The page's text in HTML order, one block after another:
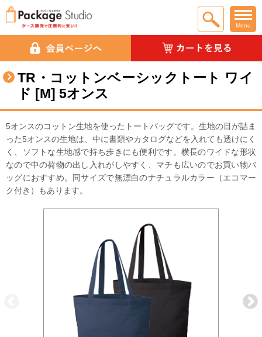
Menu
TR・コットンベーシックトート ワイ
ド [M] 5オンス
5オンスのコットン生地を使ったトートバッグです。生地の目が詰ま
った5オンスの生地は、中に書類やカタログなどを入れても透けにく
く、ソフトな生地感で持ち歩きにも便利です。横長のワイドな形状
なので中の荷物の出し入れがしやすく、マチも広いのでお買い物バ
ッグにおすすめ。同サイズで無漂白のナチュラルカラー（エコマー
ク付き）もあります。